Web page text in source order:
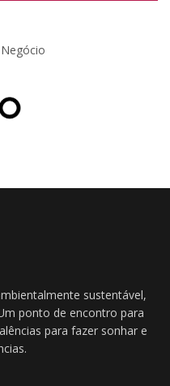
sustentável,
ponto de encontro para
para fazer sonhar e